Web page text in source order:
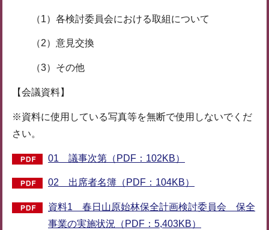
（1）各検討委員会における取組について
（2）意見交換
（3）その他
【会議資料】
※資料に使用している写真等を無断で使用しないでくだ
さい。
01 議事次第（PDF：102KB）
02 出席者名簿（PDF：104KB）
資料1 春日山原始林保全計画検討委員会 保全
事業の実施状況（PDF：5,403KB）